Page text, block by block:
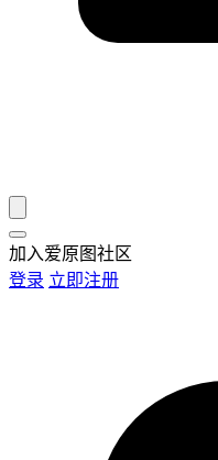
加入爱原图社区
登录 立即注册